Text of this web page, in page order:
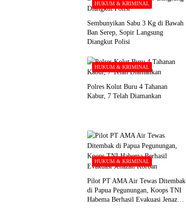
HUKUM & KRIMINAL
Sembunyikan Sabu 3 Kg di Bawah
Ban Serep, Sopir Langsung
Diangkut Polisi
HUKUM & KRIMINAL
Polres Kolut Buru 4 Tahanan
Kabur, 7 Telah Diamankan
HUKUM & KRIMINAL
Pilot PT AMA Air Tewas Ditembak
di Papua Pegunungan, Koops TNI
Habema Berhasil Evakuasi Jenazah